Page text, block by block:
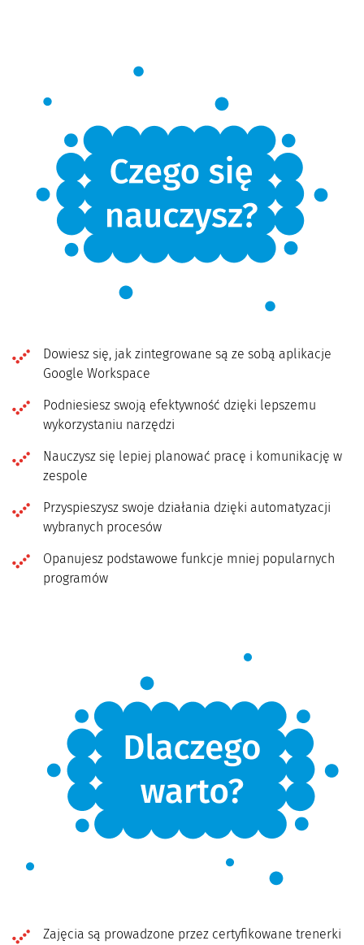
Dowiesz się, jak zintegrowane są ze sobą aplikacje
Google Workspace
Podniesiesz swoją efektywność dzięki lepszemu
wykorzystaniu narzędzi
Nauczysz się lepiej planować pracę i komunikację w
zespole
Przyspieszysz swoje działania dzięki automatyzacji
wybranych procesów
Opanujesz podstawowe funkcje mniej popularnych
programów
Zajęcia są prowadzone przez certyfikowane trenerki